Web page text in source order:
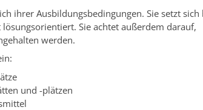
ihrer Ausbildungsbedingungen. Sie setzt sich
Sie achtet außerdem darauf,
werden.
und -plätzen